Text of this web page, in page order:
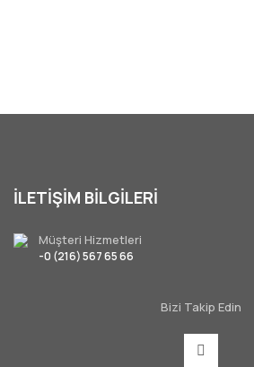
İLETİŞİM BİLGİLERİ
Müşteri Hizmetleri
-0 (216) 567 65 66
Bizi Takip Edin